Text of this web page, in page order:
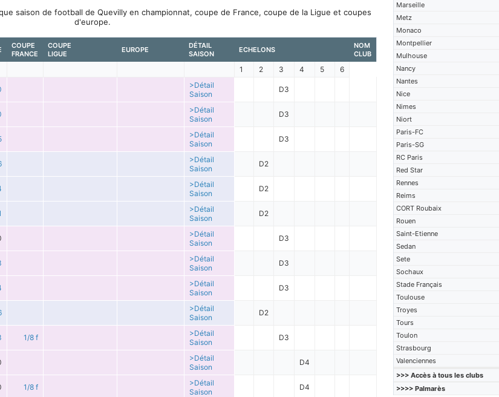
Marseille
Metz
Monaco
Montpellier
Mulhouse
Nancy
Nantes
Nice
Nimes
Niort
Paris-FC
Paris-SG
RC Paris
Red Star
Rennes
Reims
CORT Roubaix
Rouen
Saint-Etienne
Sedan
Sete
Sochaux
Stade Français
Toulouse
Troyes
Tours
Toulon
Strasbourg
Valenciennes
>>> Accès à tous les clubs
>>>> Palmarès
saison de football de Quevilly en championnat, coupe de France, coupe de la Ligue et coupes
d'europe.
COUPE
FRANCE
COUPE
LIGUE
EUROPE
DÉTAIL
SAISON
ECHELONS
NOM
CLUB
1 2 3 4 5 6
>Détail
Saison
D3
>Détail
Saison
D3
>Détail
Saison
D3
>Détail
Saison
D2
>Détail
Saison
D2
>Détail
Saison
D2
>Détail
Saison
D3
>Détail
Saison
D3
>Détail
Saison
D3
>Détail
Saison
D2
1/8 f
>Détail
Saison
D3
>Détail
Saison
D4
1/8 f
>Détail
Saison
D4